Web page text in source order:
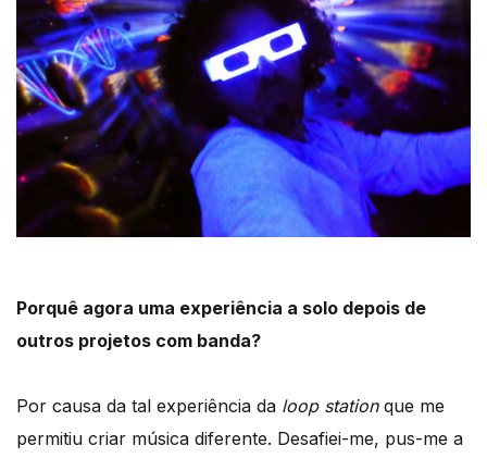
Porquê agora uma experiência a solo depois de
outros projetos com banda?
Por causa da tal experiência da loop station que me
permitiu criar música diferente. Desafiei-me, pus-me a